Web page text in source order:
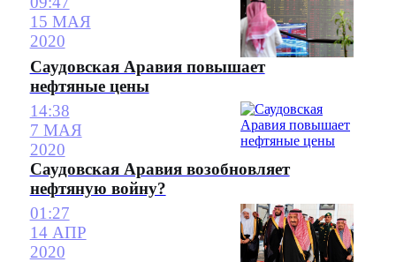
15 МАЯ
2020
Саудовская Аравия повышает
нефтяные цены
14:38
7 МАЯ
2020
Саудовская Аравия возобновляет
нефтяную войну?
01:27
14 АПР
2020